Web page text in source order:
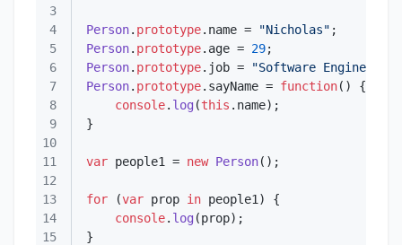
3
4
Person. prototype. name = "Nicholas"
5
Person. prototype. age = 29
6
Person. prototype. job = "Software Engineer"
7
Person. prototype. sayName = function(
8
console. log (this . name
9
10
11
var people1 = new Person
12
13
for (var prop in
14
console. log
15